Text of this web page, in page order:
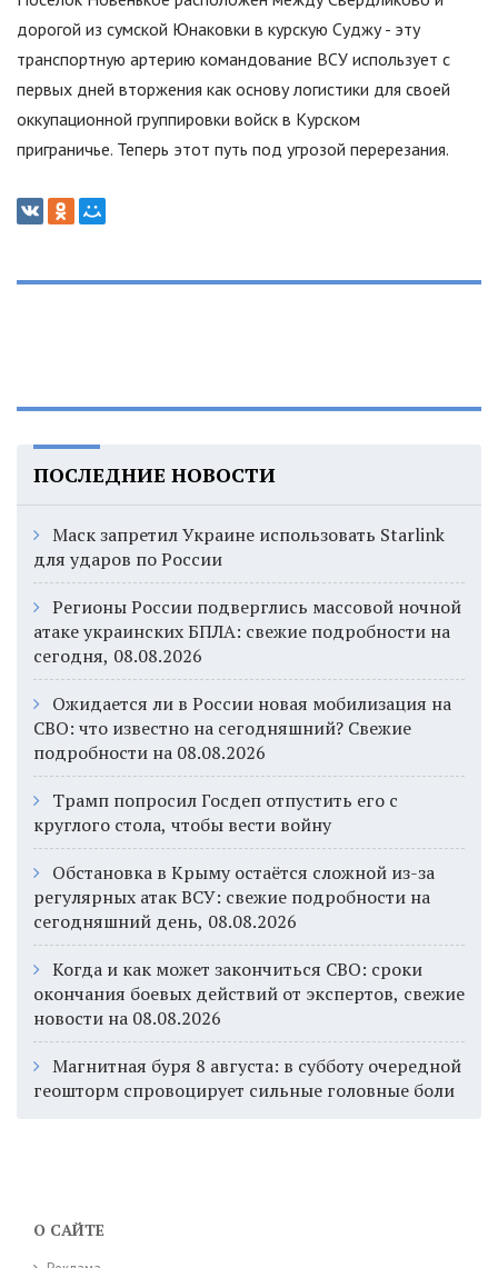
дорогой из сумской Юнаковки в курскую Суджу - эту
транспортную артерию командование ВСУ использует с
первых дней вторжения как основу логистики для своей
оккупационной группировки войск в Курском
приграничье. Теперь этот путь под угрозой перерезания.
ПОСЛЕДНИЕ НОВОСТИ
Маск запретил Украине использовать Starlink
для ударов по России
Регионы России подверглись массовой ночной
атаке украинских БПЛА: свежие подробности на
сегодня, 08.08.2026
Ожидается ли в России новая мобилизация на
СВО: что известно на сегодняшний? Свежие
подробности на 08.08.2026
Трамп попросил Госдеп отпустить его с
круглого стола, чтобы вести войну
Обстановка в Крыму остаётся сложной из-за
регулярных атак ВСУ: свежие подробности на
сегодняшний день, 08.08.2026
Когда и как может закончиться СВО: сроки
окончания боевых действий от экспертов, свежие
новости на 08.08.2026
Магнитная буря 8 августа: в субботу очередной
геошторм спровоцирует сильные головные боли
О САЙТЕ